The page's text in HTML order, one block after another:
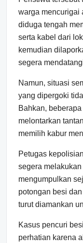
warga mencurigai
diduga tengah
serta kabel dari
kemudian
segera
Namun, situasi
yang dipergoki
Bahkan,
melontarkan
memilih kabur
Petugas
segera
mengumpulkan
potongan besi
turut diamankan
Kasus pencuri
perhatian karena